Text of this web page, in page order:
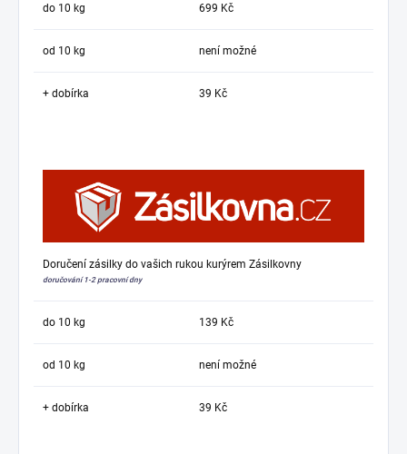
do 10 kg 699 Kč
od 10 kg není možné
+ dobírka 39 Kč
Doručení zásilky do vašich rukou kurýrem Zásilkovny
doručování 1-2 pracovní dny
do 10 kg 139 Kč
od 10 kg není možné
+ dobírka 39 Kč